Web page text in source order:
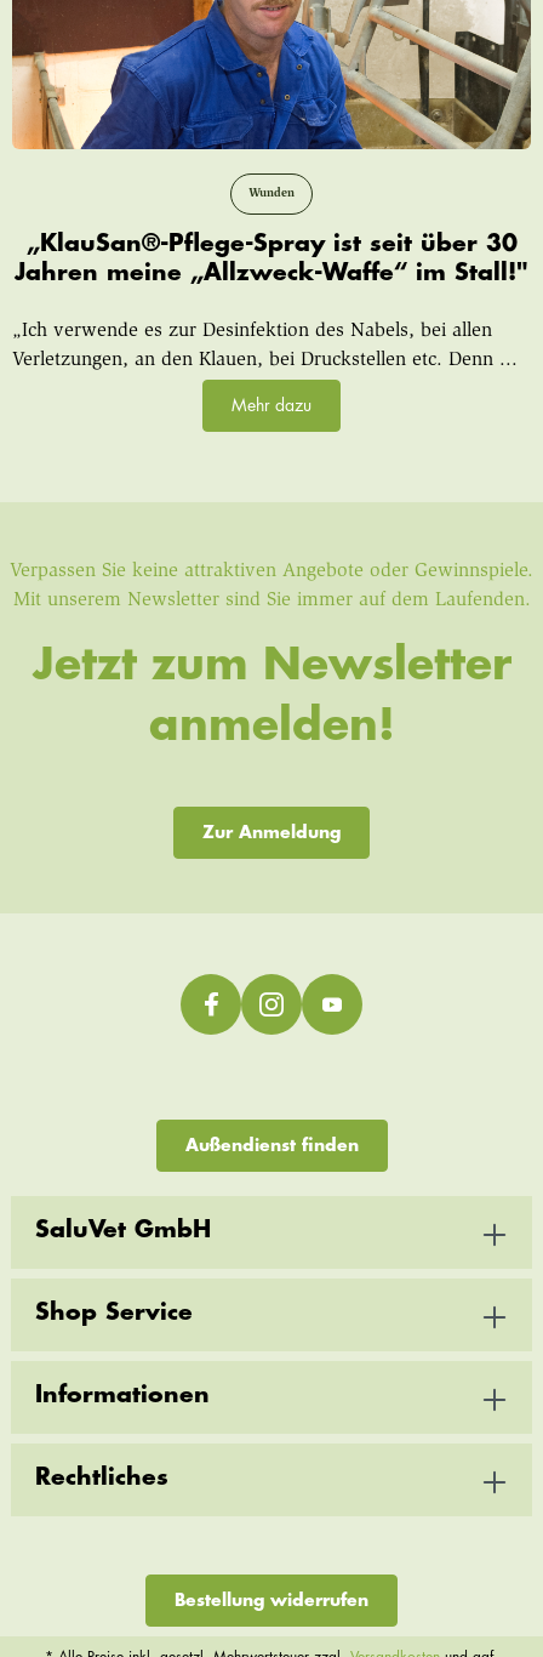
Wunden
„KlauSan®-Pflege-Spray ist seit über 30
Jahren meine „Allzweck-Waffe“ im Stall!"
„Ich verwende es zur Desinfektion des Nabels, bei allen
Verletzungen, an den Klauen, bei Druckstellen etc. Denn ...
Mehr dazu
Verpassen Sie keine attraktiven Angebote oder Gewinnspiele.
Mit unserem Newsletter sind Sie immer auf dem Laufenden.
Jetzt zum Newsletter
anmelden!
Zur Anmeldung
Außendienst finden
SaluVet GmbH
Shop Service
Informationen
Rechtliches
Bestellung widerrufen